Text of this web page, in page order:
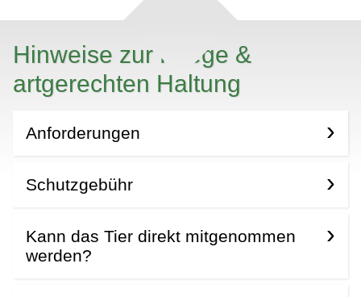
Hinweise zur Pflege &
artgerechten Haltung
Anforderungen
Schutzgebühr
Kann das Tier direkt mitgenommen
werden?